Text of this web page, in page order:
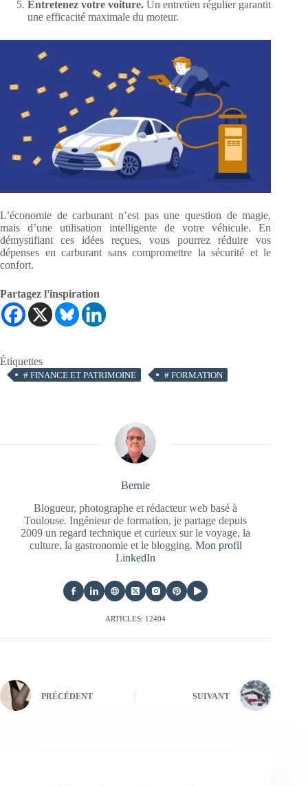
Entretenez votre voiture. Un entretien régulier garantit
une efficacité maximale du moteur.
L’économie de carburant n’est pas une question de magie,
mais d’une utilisation intelligente de votre véhicule. En
démystifiant ces idées reçues, vous pourrez réduire vos
dépenses en carburant sans compromettre la sécurité et le
confort.
Partagez l'inspiration
Étiquettes
# FINANCE ET PATRIMOINE # FORMATION
Bernie
Blogueur, photographe et rédacteur web basé à
Toulouse. Ingénieur de formation, je partage depuis
2009 un regard technique et curieux sur le voyage, la
culture, la gastronomie et le blogging. Mon profil
LinkedIn
ARTICLES: 12404
PRÉCÉDENT SUIVANT